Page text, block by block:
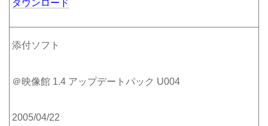
ダウンロード
添付ソフト
＠映像館 1.4 アップデートパック U004
2005/04/22